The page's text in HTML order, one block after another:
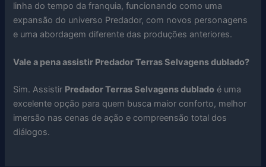
linha do tempo da franquia, funcionando como uma
expansão do universo Predador, com novos personagens
e uma abordagem diferente das produções anteriores.
Vale a pena assistir Predador Terras Selvagens dublado?
Sim. Assistir Predador Terras Selvagens dublado é uma
excelente opção para quem busca maior conforto, melhor
imersão nas cenas de ação e compreensão total dos
diálogos.